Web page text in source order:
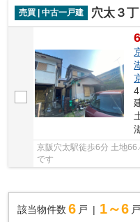
売買 | 中古一戸建
穴太３丁
京阪穴太駅徒歩6分 土地
です
該当物件数 6 戸 1～6